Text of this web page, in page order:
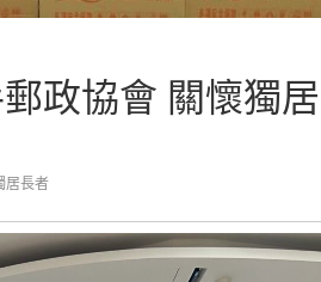
政協會 關懷獨
居長者